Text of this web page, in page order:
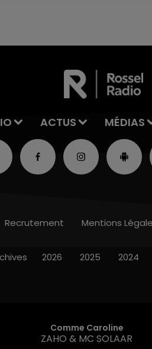
ACTUS MÉDIAS
Comme Caroline
ZAHO & MC SOLAAR
Recrutement Mentions
2026 2025 2024